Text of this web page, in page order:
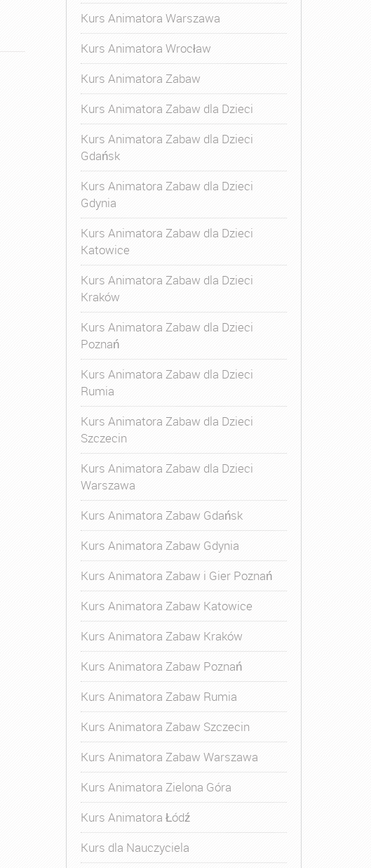
Kurs Animatora Warszawa
Kurs Animatora Wrocław
Kurs Animatora Zabaw
Kurs Animatora Zabaw dla Dzieci
Kurs Animatora Zabaw dla Dzieci
Gdańsk
Kurs Animatora Zabaw dla Dzieci
Gdynia
Kurs Animatora Zabaw dla Dzieci
Katowice
Kurs Animatora Zabaw dla Dzieci
Kraków
Kurs Animatora Zabaw dla Dzieci
Poznań
Kurs Animatora Zabaw dla Dzieci
Rumia
Kurs Animatora Zabaw dla Dzieci
Szczecin
Kurs Animatora Zabaw dla Dzieci
Warszawa
Kurs Animatora Zabaw Gdańsk
Kurs Animatora Zabaw Gdynia
Kurs Animatora Zabaw i Gier Poznań
Kurs Animatora Zabaw Katowice
Kurs Animatora Zabaw Kraków
Kurs Animatora Zabaw Poznań
Kurs Animatora Zabaw Rumia
Kurs Animatora Zabaw Szczecin
Kurs Animatora Zabaw Warszawa
Kurs Animatora Zielona Góra
Kurs Animatora Łódź
Kurs dla Nauczyciela